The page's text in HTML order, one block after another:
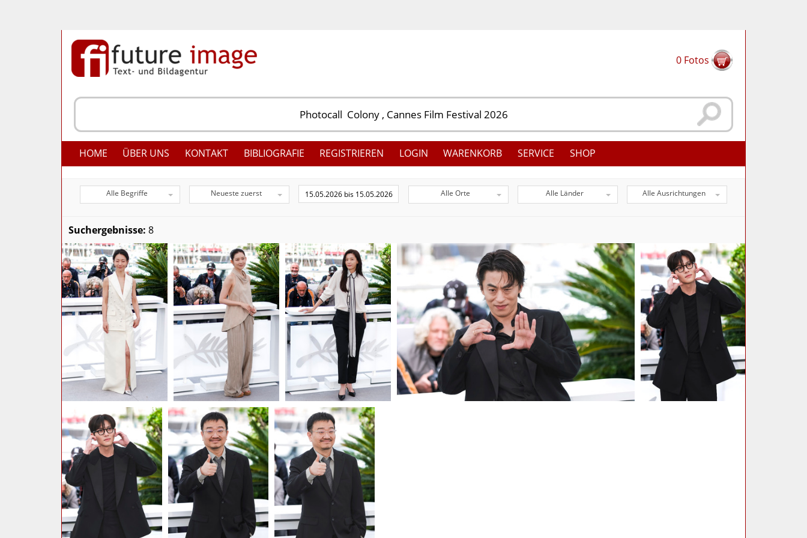
0 Fotos
HOME ÜBER UNS KONTAKT BIBLIOGRAFIE REGISTRIEREN LOGIN WARENKORB SERVICE SHOP
Alle Begriffe Neueste zuerst Alle Orte Alle Länder Alle Ausrichtungen
Suchergebnisse: 8